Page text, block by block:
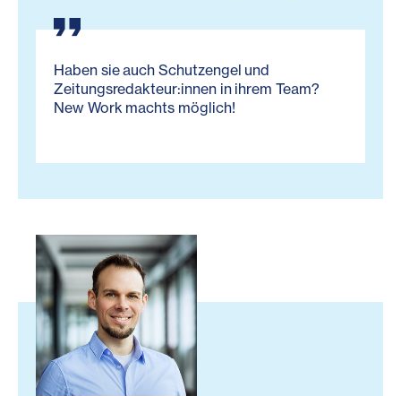
Haben sie auch Schutzengel und
Zeitungsredakteur:innen in ihrem Team?
New Work machts möglich!